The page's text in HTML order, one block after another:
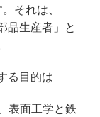
それは、
品生産者」と
る目的は
表面工学と鉄